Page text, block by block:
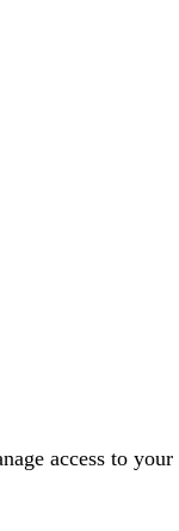
access to